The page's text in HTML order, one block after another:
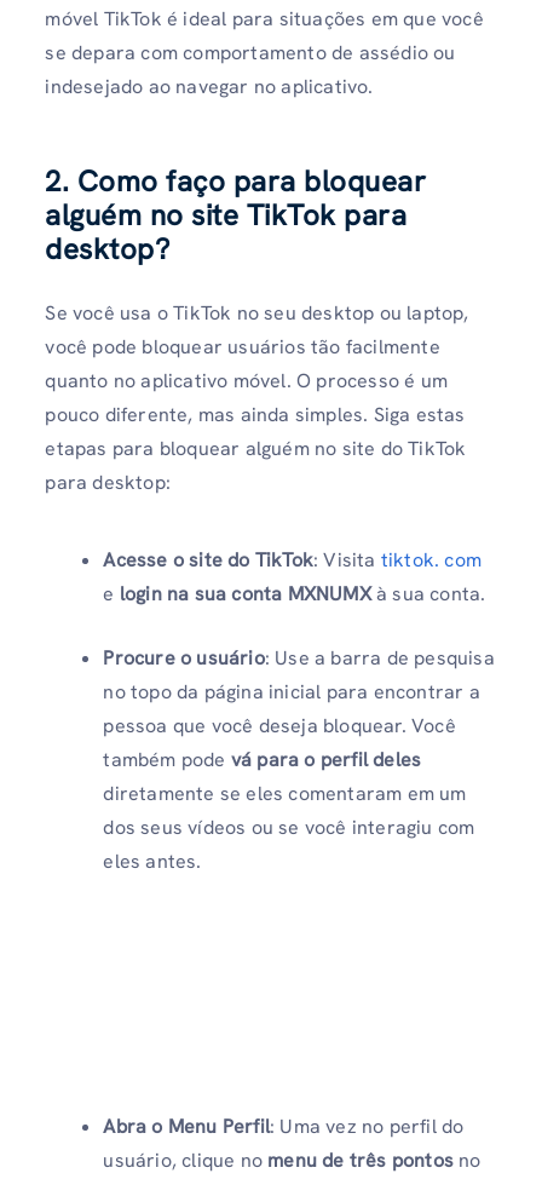
móvel TikTok é ideal para situações em que você
se depara com comportamento de assédio ou
indesejado ao navegar no aplicativo.
2. Como faço para bloquear
alguém no site TikTok para
desktop?
Se você usa o TikTok no seu desktop ou laptop,
você pode bloquear usuários tão facilmente
quanto no aplicativo móvel. O processo é um
pouco diferente, mas ainda simples. Siga estas
etapas para bloquear alguém no site do TikTok
para desktop:
Acesse o site do TikTok: Visita tiktok. com
e login na sua conta MXNUMXà sua conta.
Procure o usuário: Use a barra de pesquisa
no topo da página inicial para encontrar a
pessoa que você deseja bloquear. Você
também pode vá para o perfil deles
diretamente se eles comentaram em um
dos seus vídeos ou se você interagiu com
eles antes.
Abra o Menu Perfil: Uma vez no perfil do
usuário, clique no menu de três pontos no